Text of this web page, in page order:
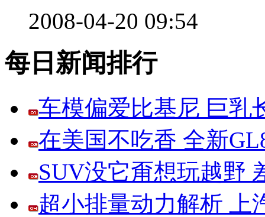
2008-04-20 09:54
每日新闻排行
车模偏爱比基尼 巨乳
在美国不吃香 全新
SUV没它甭想玩越野
超小排量动力解析 上